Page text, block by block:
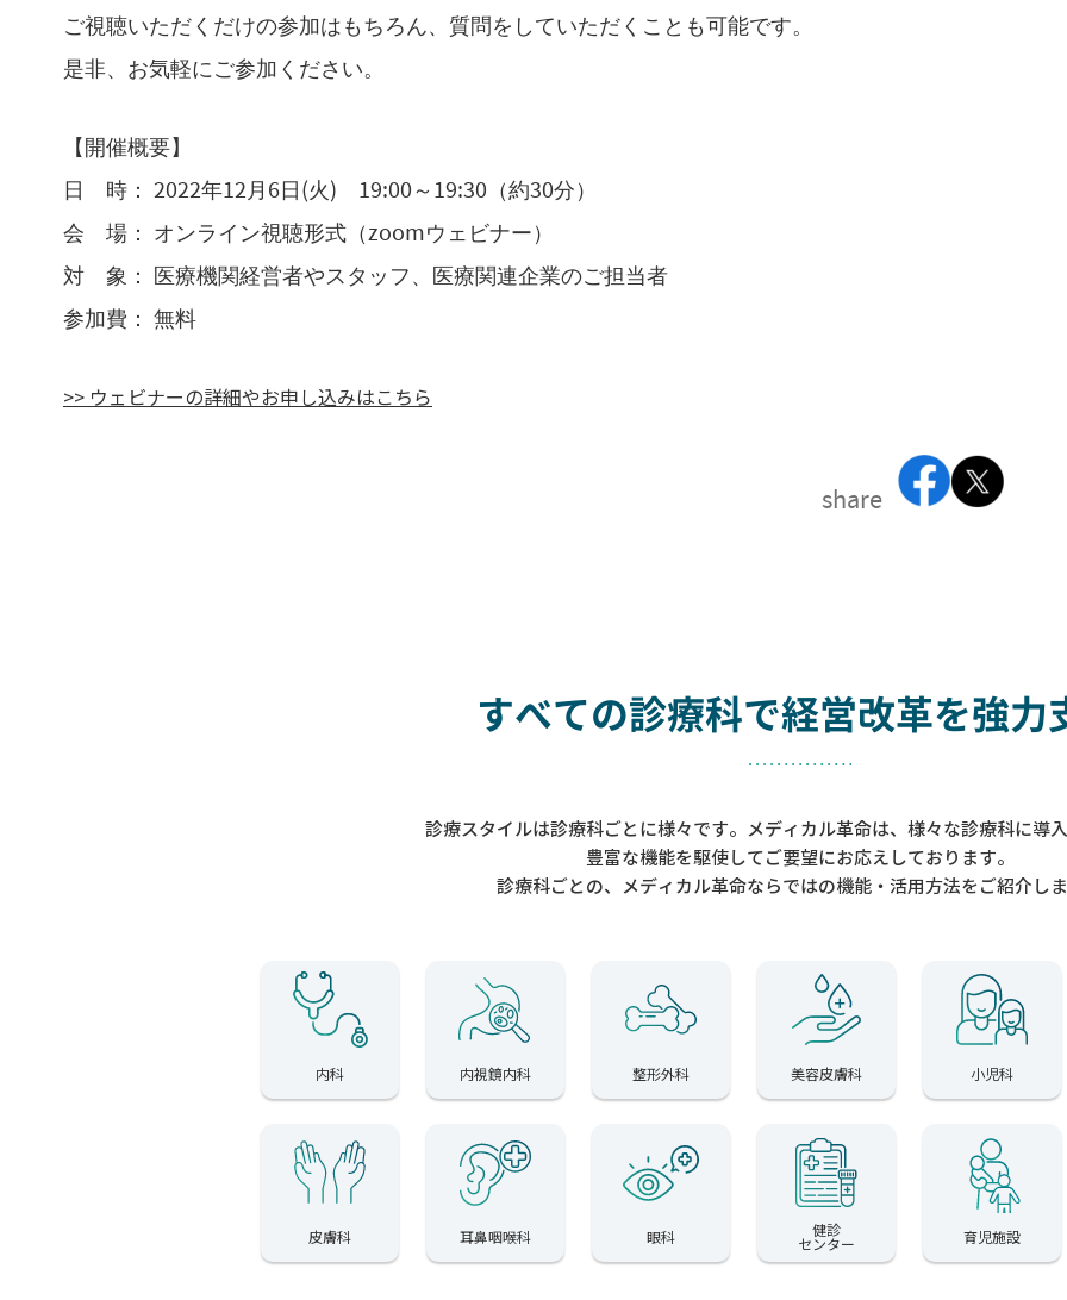
ご視聴いただくだけの参加はもちろん、質問をしていただくことも可能です。
是非、お気軽にご参加ください。
【開催概要】
日 時： 2022年12月6日(火) 19:00～19:30（約30分）
会 場： オンライン視聴形式（zoomウェビナー）
対 象： 医療機関経営者やスタッフ、医療関連企業のご担当者
参加費： 無料
>> ウェビナーの詳細やお申し込みはこちら
share
すべての診療科で経営改革を強力
診療スタイルは診療科ごとに様々です。メディカル革命は、様々な診療科に導
豊富な機能を駆使してご要望にお応えしております。
診療科ごとの、メディカル革命ならではの機能・活用方法をご紹介し
内科 内視鏡内科 整形外科 美容皮膚科 小児科
皮膚科 耳鼻咽喉科 眼科 健診
センター 育児施設